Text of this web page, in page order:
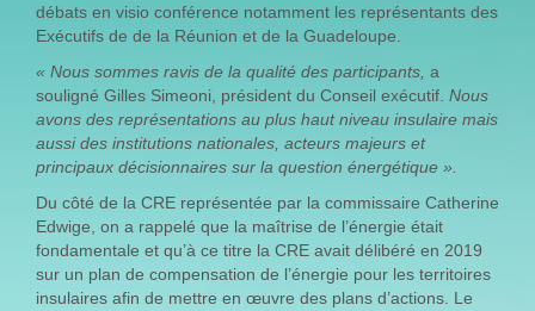
débats en visio conférence notamment les représentants des
Exécutifs de de la Réunion et de la Guadeloupe.
« Nous sommes ravis de la qualité des participants, a
souligné Gilles Simeoni, président du Conseil exécutif. Nous
avons des représentations au plus haut niveau insulaire mais
aussi des institutions nationales, acteurs majeurs et
principaux décisionnaires sur la question énergétique ».
Du côté de la CRE représentée par la commissaire Catherine
Edwige, on a rappelé que la maîtrise de l’énergie était
fondamentale et qu’à ce titre la CRE avait délibéré en 2019
sur un plan de compensation de l’énergie pour les territoires
insulaires afin de mettre en œuvre des plans d’actions. Le